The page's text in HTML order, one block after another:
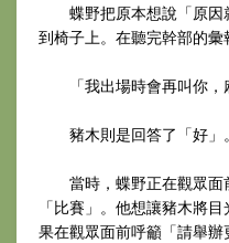
蝶野把原本想說「原因
到椅子上。在聽完幹部的彙
「我出場時會再叫你，
豬木則是回答了「好」。
當時，蝶野正在觀眾面
「比賽」。他想讓豬木將
果在觀眾面前呼籲「請舉